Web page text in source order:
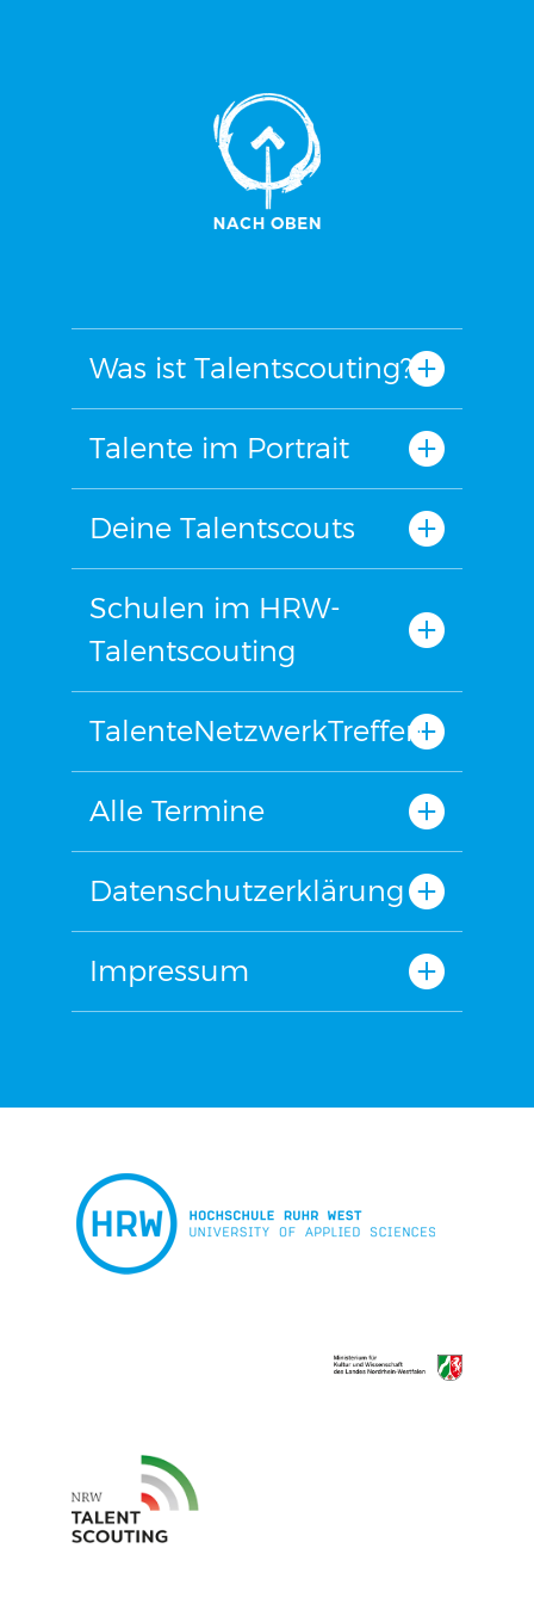
Was ist Talentscouting?
Talente im Portrait
Deine Talentscouts
Schulen im HRW-
Talentscouting
TalenteNetzwerkTreffen
Alle Termine
Datenschutzerklärung
Impressum